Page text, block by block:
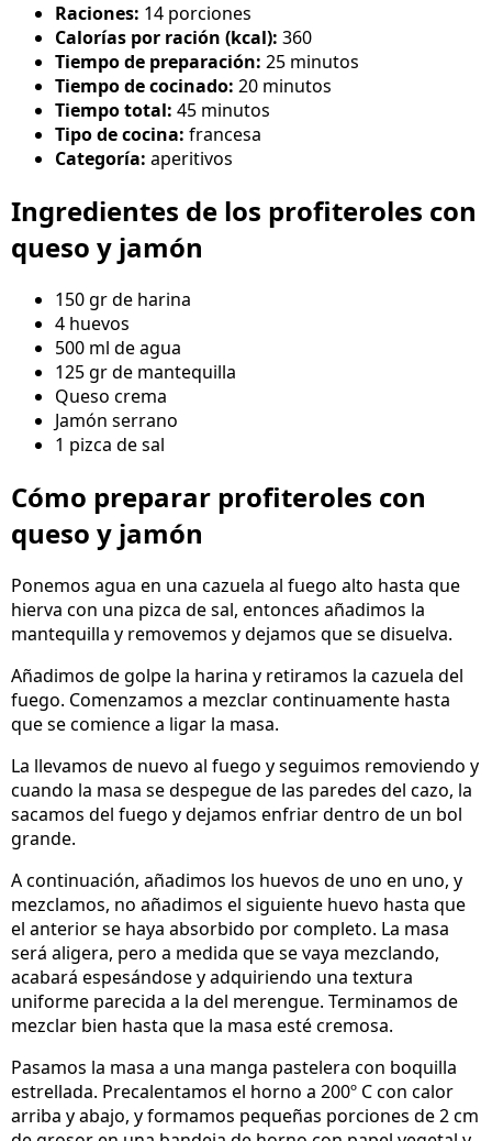
Raciones: 14 porciones
Calorías por ración (kcal): 360
Tiempo de preparación: 25 minutos
Tiempo de cocinado: 20 minutos
Tiempo total: 45 minutos
Tipo de cocina: francesa
Categoría: aperitivos
Ingredientes de los profiteroles con
queso y jamón
150 gr de harina
4 huevos
500 ml de agua
125 gr de mantequilla
Queso crema
Jamón serrano
1 pizca de sal
Cómo preparar profiteroles con
queso y jamón
Ponemos agua en una cazuela al fuego alto hasta que
hierva con una pizca de sal, entonces añadimos la
mantequilla y removemos y dejamos que se disuelva.
Añadimos de golpe la harina y retiramos la cazuela del
fuego. Comenzamos a mezclar continuamente hasta
que se comience a ligar la masa.
La llevamos de nuevo al fuego y seguimos removiendo y
cuando la masa se despegue de las paredes del cazo, la
sacamos del fuego y dejamos enfriar dentro de un bol
grande.
A continuación, añadimos los huevos de uno en uno, y
mezclamos, no añadimos el siguiente huevo hasta que
el anterior se haya absorbido por completo. La masa
será aligera, pero a medida que se vaya mezclando,
acabará espesándose y adquiriendo una textura
uniforme parecida a la del merengue. Terminamos de
mezclar bien hasta que la masa esté cremosa.
Pasamos la masa a una manga pastelera con boquilla
estrellada. Precalentamos el horno a 200º C con calor
arriba y abajo, y formamos pequeñas porciones de 2 cm